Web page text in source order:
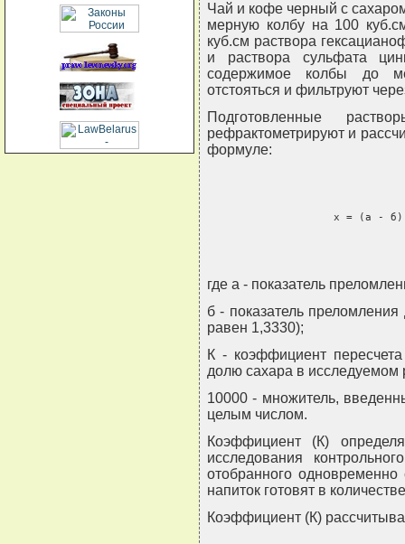
Чай и кофе черный с
мерную колбу на 100
куб.см раствора
и раствора сульфата
содержимое колбы до
отстояться и фильтруют
Подготовленные
рефрактометрируют и
формуле:
х = (а -
где а - показатель
б - показатель
равен 1,3330);
К - коэффициент
долю сахара в исследуемом
10000 - множитель,
целым числом.
Коэффициент (К)
исследования
отобранного
напиток готовят в
Коэффициент (К)